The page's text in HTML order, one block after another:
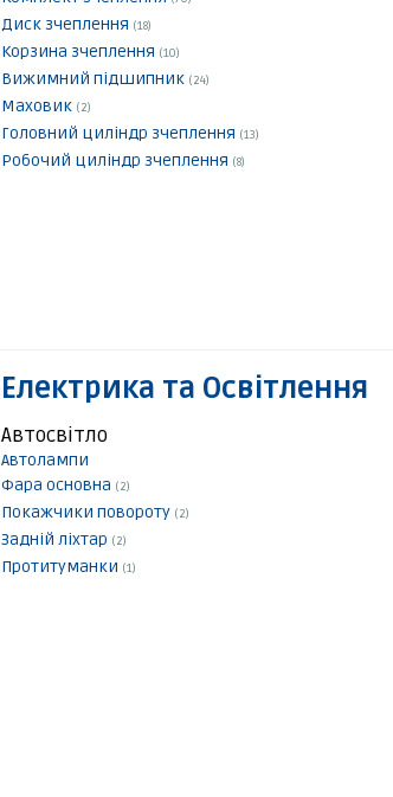
Диск зчеплення (18)
Корзина зчеплення (10)
Вижимний підшипник (24)
Маховик (2)
Головний циліндр зчеплення (13)
Робочий циліндр зчеплення (8)
Електрика та Освітлення
Автосвітло
Автолампи
Фара основна (2)
Покажчики повороту (2)
Задній ліхтар (2)
Протитуманки (1)